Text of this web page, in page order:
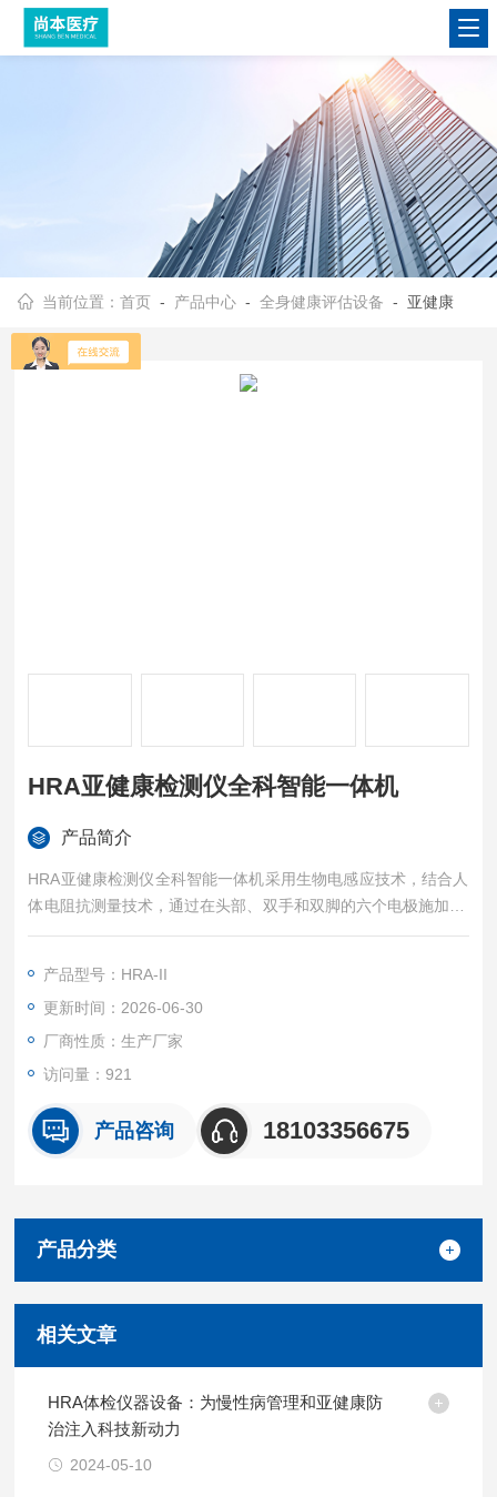
当前位置：首页 - 产品中心 -全身健康评估设备 - 亚健康
HRA亚健康检测仪全科智能一体机
产品简介
HRA亚健康检测仪全科智能一体机采用生物电感应技术，结合人
体电阻抗测量技术，通过在头部、双手和双脚的六个电极施加&a
mp;#177;1.25V的电压对全身进行扫描。这种扫描可以对人体组
判断早期疾病，对人体九大系统的健康状况作出风险分级评估。
产品型号：HRA-II
更新时间：2026-06-30
厂商性质：生产厂家
访问量：921
产品咨询 18103356675
产品分类
相关文章
HRA体检仪器设备：为慢性病管理和亚健康防
治注入科技新动力
2024-05-10